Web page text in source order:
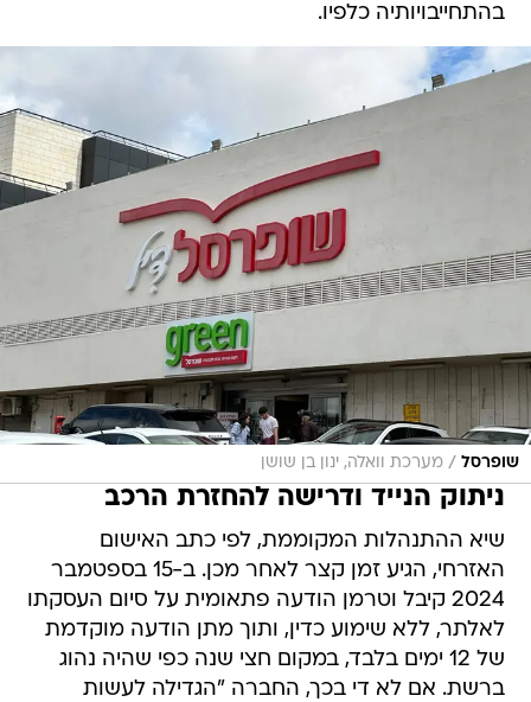
בהתחייבויותיה כלפיו.
שופרסל / מערכת וואלה, ינון בן שושן
ניתוק הנייד ודרישה להחזרת הרכב
שיא ההתנהלות המקוממת, לפי כתב האישום
האזרחי, הגיע זמן קצר לאחר מכן. ב-15 בספטמבר
2024 קיבל וטרמן הודעה פתאומית על סיום העסקתו
לאלתר, ללא שימוע כדין, ותוך מתן הודעה מוקדמת
של 12 ימים בלבד, במקום חצי שנה כפי שהיה נהוג
ברשת. אם לא די בכך, החברה "הגדילה לעשות